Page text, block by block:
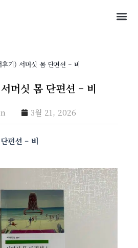
후기) 서머싯 몸 단편션 – 비
머싯 몸 단편션 – 비
3월 21, 2026
편션 – 비